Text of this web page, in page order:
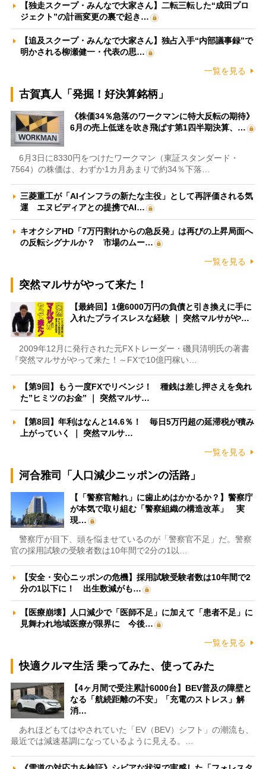
【独走スクープ・みんなで大家さん】二転三転した“成田プロ
ジェクト”の計画変更の裏で起き…
【追及スクープ・みんなで大家さん】独占入手“内部議事録”で
明かされる柳瀬健一・代表の思…
一覧を見る
古賀真人「発掘！好決算銘柄」
《株価34％急落のワークマンに特大反転の期待》
6月の売上低迷を吹き飛ばす第1四半期決算、…
6月3日に8330円をつけたワークマン（東証スタンダード・
7564）の株価は、わずか1カ月あまりで約34％下落…
三菱重工が「AIインフラの新たな主役」として再評価される気
運 エヌビディアとの提携でAI…
キオクシアHD「7万円割れからの急反発」は再びの上昇局面へ
の反転シグナルか？ 市場のムー…
一覧を見る
突然マルサがやって来た！
【最終回】1億6000万円の負債と引き換えに手に
入れたプライスレスな経験 ｜ 突然マルサがや…
2009年12月に発行された元FXトレーダー・磯貝清明氏の著書
『突然マルサがやって来た！～FXで10億円稼い…
【第9回】もう一度FXでリベンジ！ 種銭は差し押さえを免れ
た”ヒミツのお金” ｜ 突然マルサ…
【第8回】年利はなんと14.6％！ 毎日5万円超の延滞税が積み
上がっていく ｜ 突然マルサ…
一覧を見る
河合雅司「人口減少ニッポンの活路」
【「警察官離れ」に歯止めはかかるか？】警察庁
が本気で取り組む「警察組織の構造改革」 実
現…
警察庁が目下、頭を悩ませているのが「警察官不足」だ。警察
官の採用試験の受験者数は10年間で2分の1以…
【安全・安心ニッポンの危機】採用試験受験者数は10年間で2
分の1以下に！ 出生数減がも…
【医療崩壊】人口減少で「医師不足」に加えて「患者不足」に
見舞われ地域医療が限界に 今後…
一覧を見る
快適クルマ生活 乗ってみた、使ってみた
【4ヶ月間で受注累計6000台】BEV普及の障壁と
なる「航続距離の不安」「充電のストレス」解
消…
あれほどもてはやされていた「EV（BEV）シフト」の潮流も、
最近では減速基調になっているように見える。…